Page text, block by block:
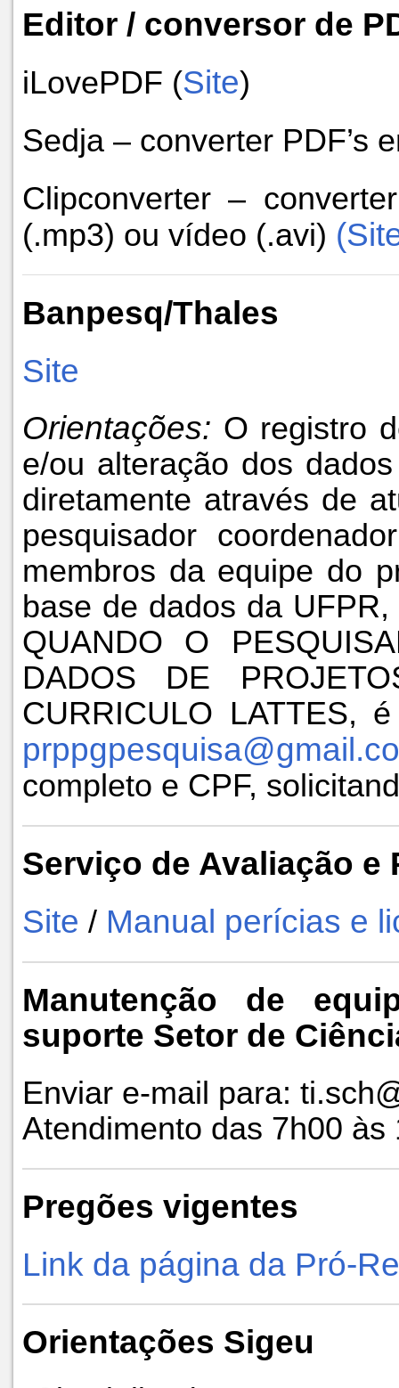
Editor / conversor de
iLovePDF (Site)
Sedja – converter PDF’s
Clipconverter –
(.mp3) ou vídeo (.avi)
Banpesq/Thales
Site
Orientações: O registro
e/ou alteração dos
diretamente através de
pesquisador
membros da equipe do
base de dados da
QUANDO O
DADOS DE
CURRICULO LATTES,
completo e CPF,
Serviço de Avaliação e
Site / Manual perícias e
Manutenção de
suporte Setor de
Enviar e-mail para:
Atendimento das 7h00 às
Pregões vigentes
Link da página da Pró-
Orientações Sigeu